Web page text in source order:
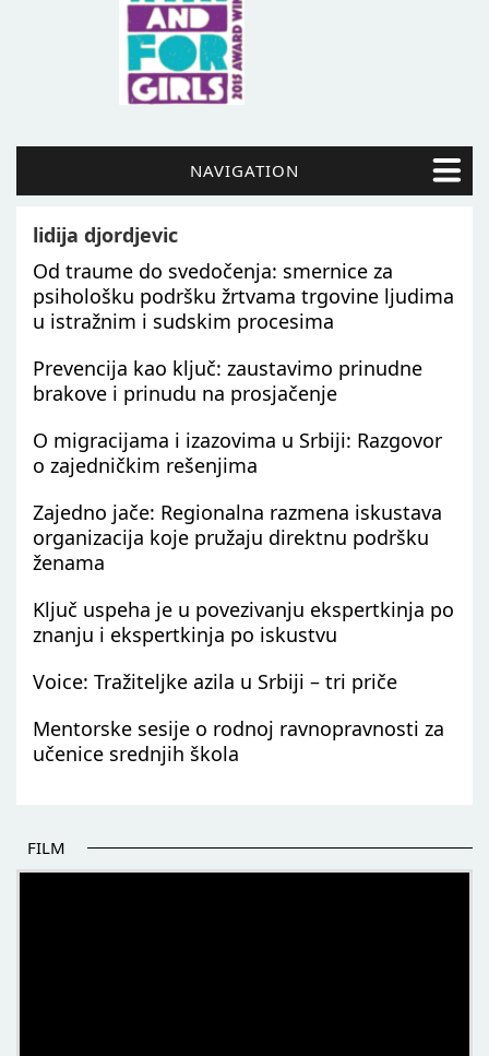
NAVIGATION
lidija djordjevic
Od traume do svedočenja: smernice za
psihološku podršku žrtvama trgovine ljudima
u istražnim i sudskim procesima
Prevencija kao ključ: zaustavimo prinudne
brakove i prinudu na prosjačenje
O migracijama i izazovima u Srbiji: Razgovor
o zajedničkim rešenjima
Zajedno jače: Regionalna razmena iskustava
organizacija koje pružaju direktnu podršku
ženama
Ključ uspeha je u povezivanju ekspertkinja po
znanju i ekspertkinja po iskustvu
Voice: Tražiteljke azila u Srbiji – tri priče
Mentorske sesije o rodnoj ravnopravnosti za
učenice srednjih škola
FILM